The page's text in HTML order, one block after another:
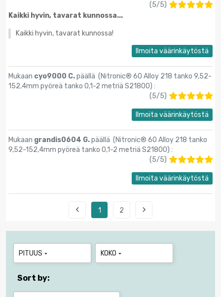
(5/5)
Kaikki hyvin, tavarat kunnossa...
Kaikki hyvin, tavarat kunnossa!
Ilmoita väärinkäytöstä
Mukaan cyo9000 C.päällä (Nitronic® 60 Alloy 218 tanko 9,52-
152,4mm pyöreä tanko 0,1-2 metriä S21800) :
(5/5)
Ilmoita väärinkäytöstä
Mukaan grandis0604 G.päällä (Nitronic® 60 Alloy 218 tanko
9,52-152,4mm pyöreä tanko 0,1-2 metriä S21800) :
(5/5)
Ilmoita väärinkäytöstä
 1 2 
PITUUS  KOKO 
Sort by: